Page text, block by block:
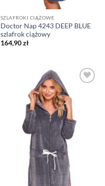
SZLAFROKI CIĄŻOWE
Doctor Nap 4243 DEEP BLUE
szlafrok ciążowy
164,90zł